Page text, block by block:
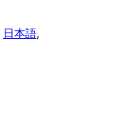
日本語,